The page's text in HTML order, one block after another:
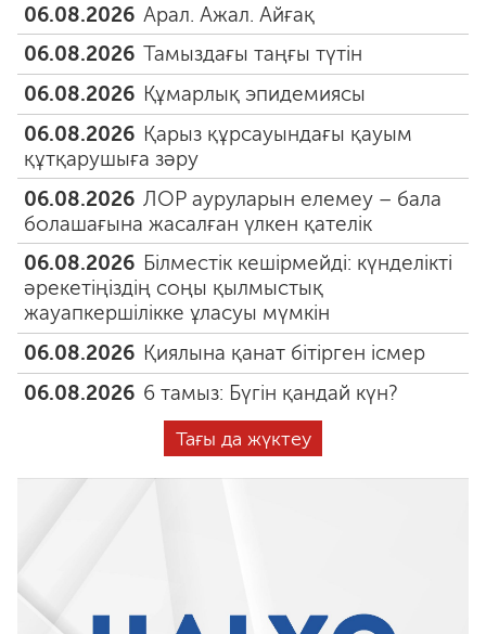
06.08.2026 Арал. Ажал. Айғақ
06.08.2026 Тамыздағы таңғы түтін
06.08.2026 Құмарлық эпидемиясы
06.08.2026 Қарыз құрсауындағы қауым
құтқарушыға зәру
06.08.2026 ЛОР ауруларын елемеу – бала
болашағына жасалған үлкен қателік
06.08.2026 Білместік кешірмейді: күнделікті
әрекетіңіздің соңы қылмыстық
жауапкершілікке ұласуы мүмкін
06.08.2026 Қиялына қанат бітірген ісмер
06.08.2026 6 тамыз: Бүгін қандай күн?
Тағы да жүктеу